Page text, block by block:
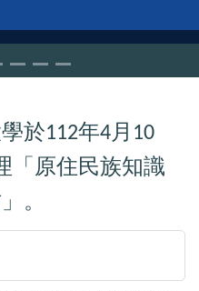
於112年4 月 10
「原住民族知識
。